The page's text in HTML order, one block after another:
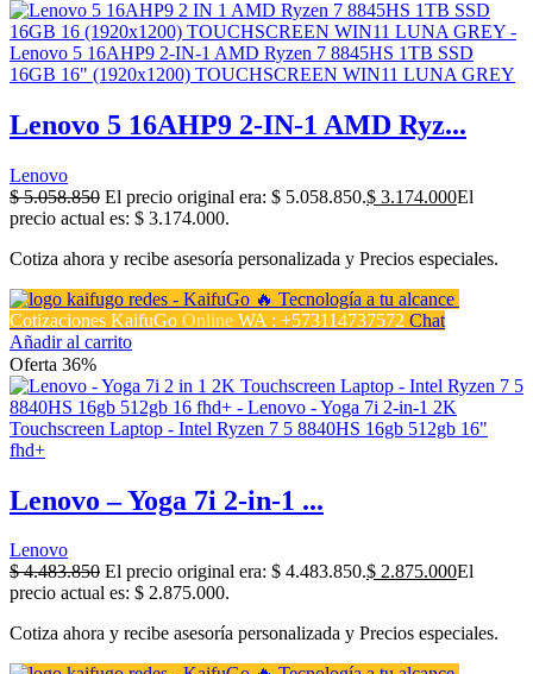
Lenovo 5 16AHP9 2-IN-1 AMD Ryz...
Lenovo
$5.058.850 El precio original era: $ 5.058.850.$ 3.174.000El
precio actual es: $ 3.174.000.
Cotiza ahora y recibe asesoría personalizada y Precios especiales.
Cotizaciones KaifuGo Online WA : +573114737572 Chat
Añadir al carrito
Oferta 36%
Lenovo – Yoga 7i 2-in-1 ...
Lenovo
$4.483.850 El precio original era: $ 4.483.850.$ 2.875.000El
precio actual es: $ 2.875.000.
Cotiza ahora y recibe asesoría personalizada y Precios especiales.